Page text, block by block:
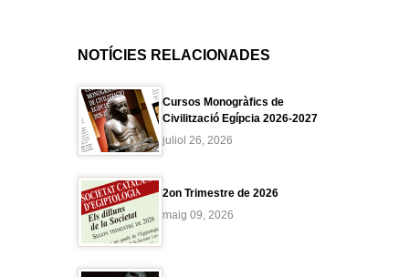
NOTÍCIES RELACIONADES
Cursos Monogràfics de
Civilització Egípcia 2026-2027
juliol 26, 2026
2on Trimestre de 2026
maig 09, 2026